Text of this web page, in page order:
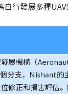
行發展多種UAV
發展機構（
分支，Nishant的
修正和損害評估